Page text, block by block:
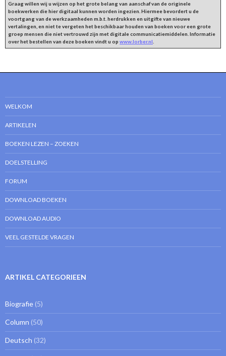
Graag willen wij u wijzen op het grote belang van aanschaf van de originele
boekwerken die hier digitaal kunnen worden ingezien. Hiermee bevordert u de
voortgang van de werkzaamheden m.b.t. herdrukken en uitgifte van nieuwe
vertalingen, en niet te vergeten het beschikbaar houden van boeken voor een grote
groep mensen die niet vertrouwd zijn met digitale communicatiemiddelen. Informatie
over het bestellen van deze boeken vindt u op www.lorber.nl
WELKOM
ARTIKELEN
BOEKEN LEZEN – ZOEKEN
DOELSTELLING
FORUM
DOWNLOAD BOEKEN
DOWNLOAD AUDIO
VEEL GESTELDE VRAGEN
ARTIKEL CATEGORIEEN
Biografie (5)
Column (50)
Deutsch (32)